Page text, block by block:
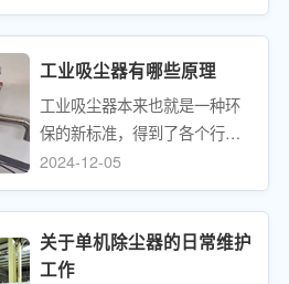
产都有多重要，正因为如此，
今天的工业吸尘器分类完全超
吸尘器制造业已经成为一个完
全独立的工业系统。
企业的绿色生产指标越来越严
格，并且有严格的环境评估标
准，加工车间分配了单机除尘
器。该设备是必不可少的，在
车间安装单机除尘器可以大大
工业吸尘器有哪些原理
工业吸尘器本来也就是一种环
保的新标准，得到了各个行业
的支持，能够全面的体现出清
洁的一种效果，它最主要的作
用就是可以把工业生产的一些
废弃物全部的消除能够有效达
到全面清理的一种作用，而且
2024-12-05
关于单机除尘器的日常维护
工作